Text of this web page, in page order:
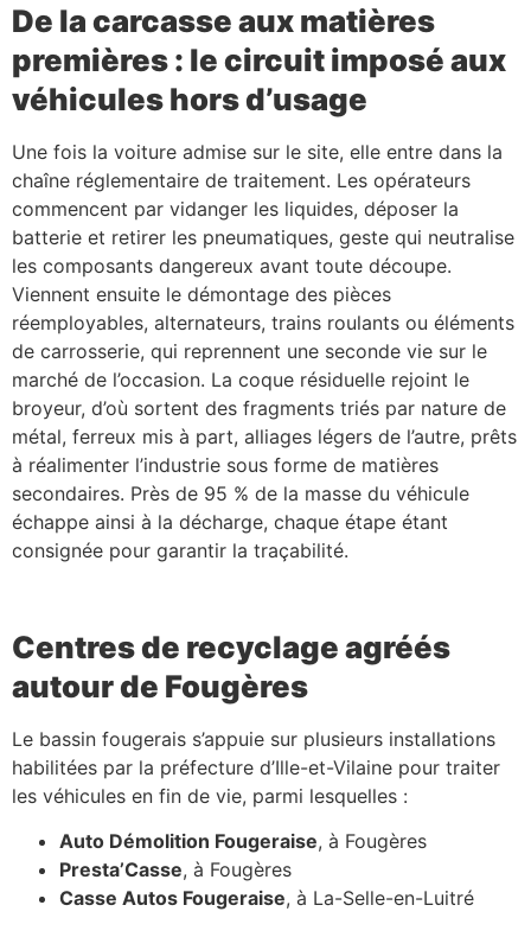
De la carcasse aux matières
premières : le circuit imposé aux
véhicules hors d’usage
Une fois la voiture admise sur le site, elle entre dans la
chaîne réglementaire de traitement. Les opérateurs
commencent par vidanger les liquides, déposer la
batterie et retirer les pneumatiques, geste qui neutralise
les composants dangereux avant toute découpe.
Viennent ensuite le démontage des pièces
réemployables, alternateurs, trains roulants ou éléments
de carrosserie, qui reprennent une seconde vie sur le
marché de l’occasion. La coque résiduelle rejoint le
broyeur, d’où sortent des fragments triés par nature de
métal, ferreux mis à part, alliages légers de l’autre, prêts
à réalimenter l’industrie sous forme de matières
secondaires. Près de 95 % de la masse du véhicule
échappe ainsi à la décharge, chaque étape étant
consignée pour garantir la traçabilité.
Centres de recyclage agréés
autour de Fougères
Le bassin fougerais s’appuie sur plusieurs installations
habilitées par la préfecture d’Ille-et-Vilaine pour traiter
les véhicules en fin de vie, parmi lesquelles :
Auto Démolition Fougeraise, à Fougères
Presta’Casse, à Fougères
Casse Autos Fougeraise, à La-Selle-en-Luitré